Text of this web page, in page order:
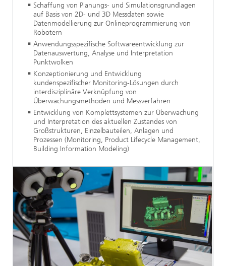
Schaffung von Planungs- und Simulationsgrundlagen
auf Basis von 2D- und 3D Messdaten sowie
Datenmodellierung zur Onlineprogrammierung von
Robotern
Anwendungsspezifische Softwareentwicklung zur
Datenauswertung, Analyse und Interpretation
Punktwolken
Konzeptionierung und Entwicklung
kundenspezifischer Monitoring-Lösungen durch
interdisziplinäre Verknüpfung von
Überwachungsmethoden und Messverfahren
Entwicklung von Komplettsystemen zur Überwachung
und Interpretation des aktuellen Zustandes von
Großstrukturen, Einzelbauteilen, Anlagen und
Prozessen (Monitoring, Product Lifecycle Management,
Building Information Modeling)